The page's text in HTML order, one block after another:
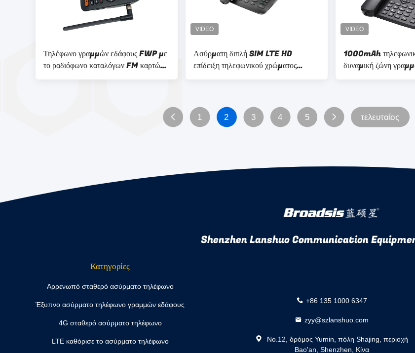
Τηλέφωνο γραμμών εδάφους FWP με
το ραδιόφωνο καταλόγων FM καρτών
SIM και τηλεφωνικοων δυναμικής
Ασύρματη διπλή SIM LTE HD
επίδειξη τηλεφωνικού χρώματος
γραμμών εδάφους GSM φωνής
1000mAh
δυναμική ζώνη
μπαταριών διπλό
1 2 3 4 5 τελευταίος
Shenzhen Lanshuo Communication
Κατηγορίες
Αρρενωπό σταθερό ασύρματο τηλέφωνο
Έξυπνο ασύρματο τηλέφωνο γραμμών εδάφους
4G σταθερό ασύρματο τηλέφωνο
LTE καθόρισε το ασύρματο τηλέφωνο
+86 135 1000 6347
zyy@szlanshuo.com
No.12, δρόμος Yumin, πόλη Shajing, περιοχή
Bao'an, Shenzhen, Κίνα